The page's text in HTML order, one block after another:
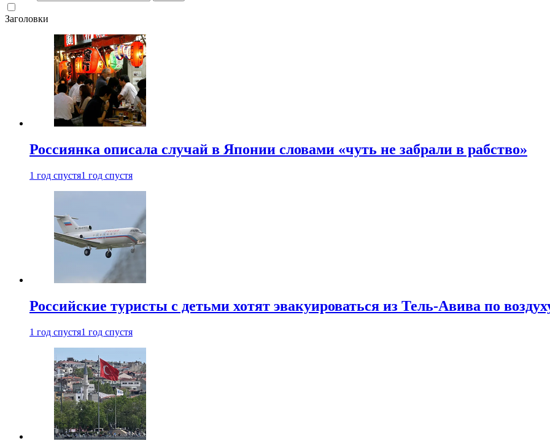
Заголовки
Россиянка описала случай в Японии словами «чуть не забрали в рабство»
1 год спустя1 год спустя
Российские туристы с детьми хотят эвакуироваться из Тель-Авива по
1 год спустя1 год спустя